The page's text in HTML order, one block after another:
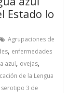
Estado lo
Agrupaciones de
, enfermedades
azul, ovejas,
de la Lengua
serotipo 3 de